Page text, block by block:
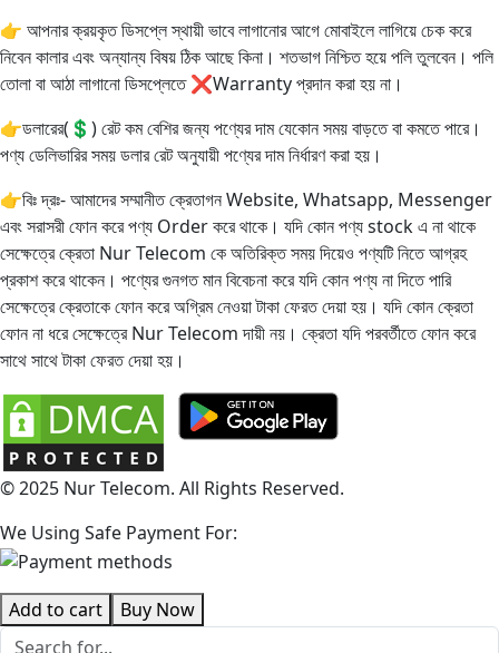
👉 আপনার ক্রয়কৃত ডিসপ্লে স্থায়ী ভাবে লাগানোর আগে মোবাইলে লাগিয়ে চেক করে
নিবেন কালার এবং অন্যান্য বিষয় ঠিক আছে কিনা। শতভাগ নিশ্চিত হয়ে পলি তুলবেন। পলি
তোলা বা আঠা লাগানো ডিসপ্লেতে ❌Warranty প্রদান করা হয় না।
👉ডলারের(💲) রেট কম বেশির জন্য পণ্যের দাম যেকোন সময় বাড়তে বা কমতে পারে।
পণ্য ডেলিভারির সময় ডলার রেট অনুযায়ী পণ্যের দাম নির্ধারণ করা হয়।
👉বিঃ দ্রঃ- আমাদের সম্মানীত ক্রেতাগন Website, Whatsapp, Messenger
এবং সরাসরী ফোন করে পণ্য Order করে থাকে। যদি কোন পণ্য stock এ না থাকে
সেক্ষেত্রে ক্রেতা Nur Telecom কে অতিরিক্ত সময় দিয়েও পণ্যটি নিতে আগ্রহ
প্রকাশ করে থাকেন। পণ্যের গুনগত মান বিবেচনা করে যদি কোন পণ্য না দিতে পারি
সেক্ষেত্রে ক্রেতাকে ফোন করে অগ্রিম নেওয়া টাকা ফেরত দেয়া হয়। যদি কোন ক্রেতা
ফোন না ধরে সেক্ষেত্রে Nur Telecom দায়ী নয়। ক্রেতা যদি পরবর্তীতে ফোন করে
সাথে সাথে টাকা ফেরত দেয়া হয়।
© 2025 Nur Telecom. All Rights Reserved.
We Using Safe Payment For:
Add to cart Buy Now